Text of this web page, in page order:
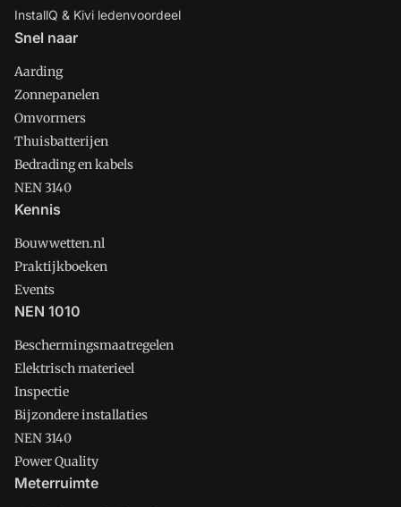
InstallQ & Kivi ledenvoordeel
Snel naar
Aarding
Zonnepanelen
Omvormers
Thuisbatterijen
Bedrading en kabels
NEN 3140
Kennis
Bouwwetten.nl
Praktijkboeken
Events
NEN 1010
Beschermingsmaatregelen
Elektrisch materieel
Inspectie
Bijzondere installaties
NEN 3140
Power Quality
Meterruimte